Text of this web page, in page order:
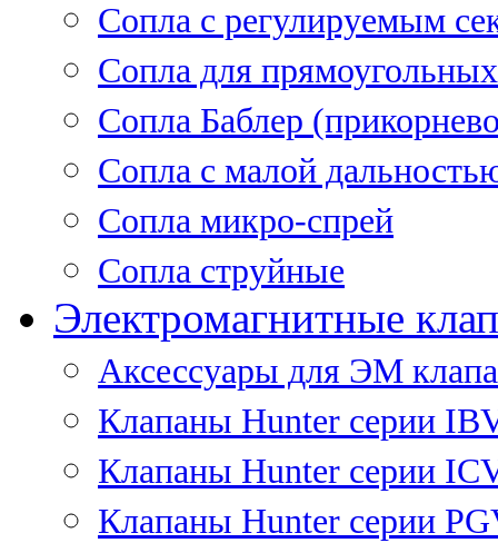
Сопла с регулируемым
Сопла для
Сопла Баблер
Сопла с малой
Сопла микро-спрей
Сопла струйные
Электромагнитные
Аксессуары для ЭМ
Клапаны Hunter серии
Клапаны Hunter серии
Клапаны Hunter серии